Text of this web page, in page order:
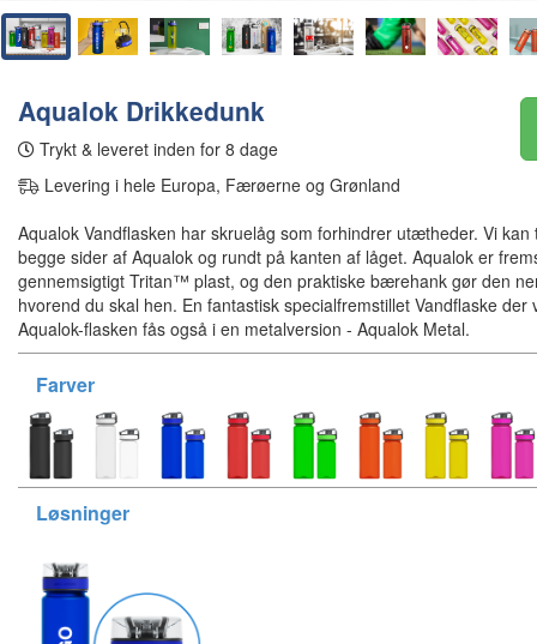
Aqualok Drikkedunk
Trykt & leveret inden for 8 dage
Levering i hele Europa, Færøerne og Grønland
Aqualok Vandflasken har skruelåg som forhindrer utætheder. Vi kan
begge sider af Aqualok og rundt på kanten af låget. Aqualok er
gennemsigtigt Tritan™ plast, og den praktiske bærehank gør den
hvorend du skal hen. En fantastisk specialfremstillet Vandflaske
Aqualok-flasken fås også i en metalversion - Aqualok Metal.
Farver
Løsninger